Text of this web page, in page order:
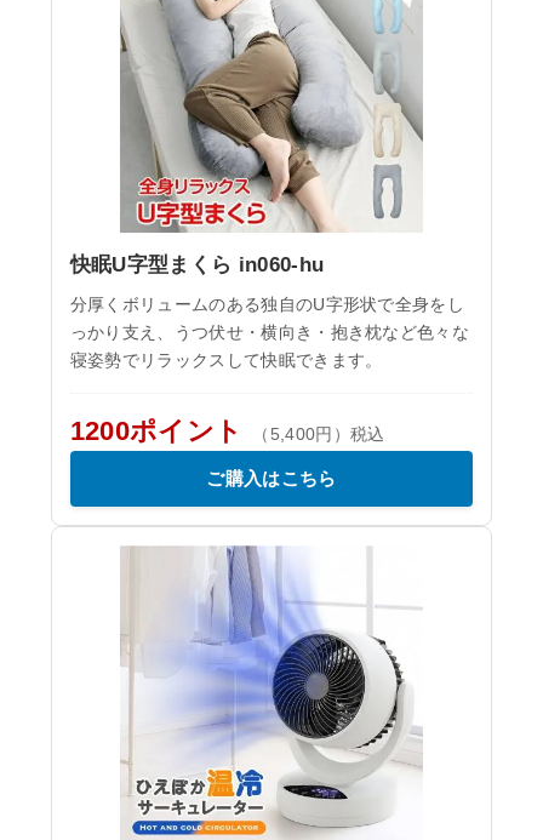
快眠U字型まくら in060-hu
分厚くボリュームのある独自のU字形状で全身をし
っかり支え、うつ伏せ・横向き・抱き枕など色々な
寝姿勢でリラックスして快眠できます。
1200ポイント （5,400円）税込
ご購入はこちら